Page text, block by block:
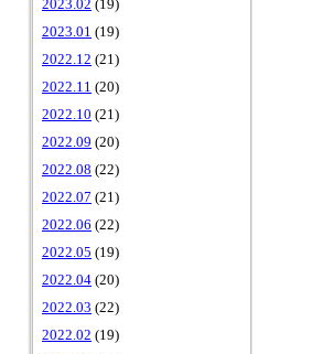
2023.02 (19)
2023.01 (19)
2022.12 (21)
2022.11 (20)
2022.10 (21)
2022.09 (20)
2022.08 (22)
2022.07 (21)
2022.06 (22)
2022.05 (19)
2022.04 (20)
2022.03 (22)
2022.02 (19)